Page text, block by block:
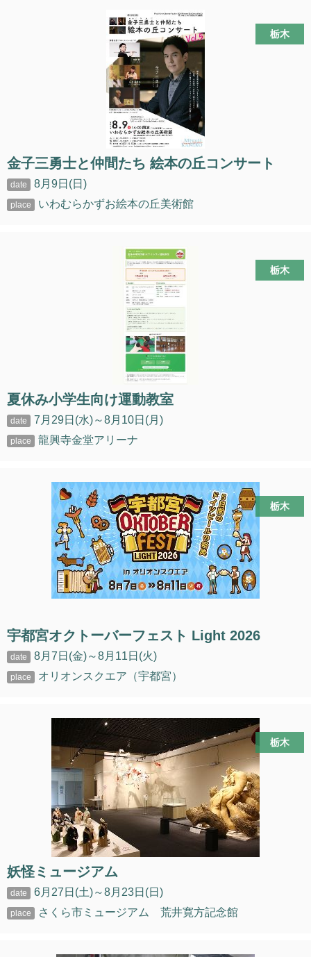
栃木
金子三勇士と仲間たち 絵本の丘コンサート
8月9日(日)
いわむらかずお絵本の丘美術館
栃木
夏休み小学生向け運動教室
7月29日(水)～8月10日(月)
龍興寺金堂アリーナ
栃木
宇都宮オクトーバーフェスト Light 2026
8月7日(金)～8月11日(火)
オリオンスクエア（宇都宮）
栃木
妖怪ミュージアム
6月27日(土)～8月23日(日)
さくら市ミュージアム 荒井寛方記念館